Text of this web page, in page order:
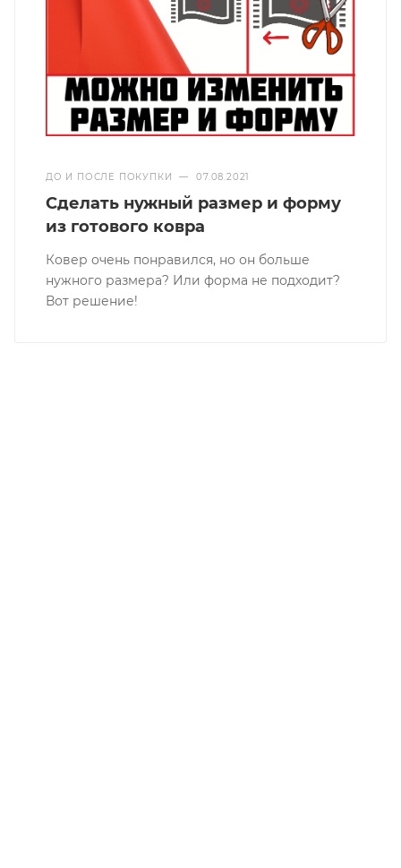
ДО И ПОСЛЕ ПОКУПКИ — 07.08.2021
Сделать нужный размер и форму
из готового ковра
Ковер очень понравился, но он больше
нужного размера? Или форма не подходит?
Вот решение!